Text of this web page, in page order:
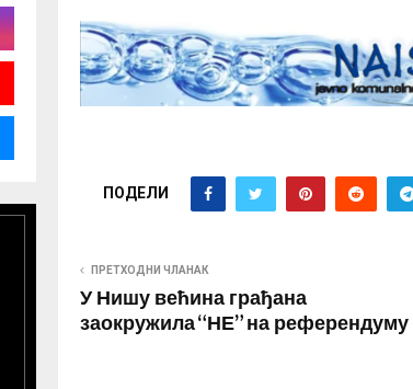
ПОДЕЛИ
ПРЕТХОДНИ ЧЛАНАК
У Нишу већина грађана
заокружила “НЕ” на референдуму